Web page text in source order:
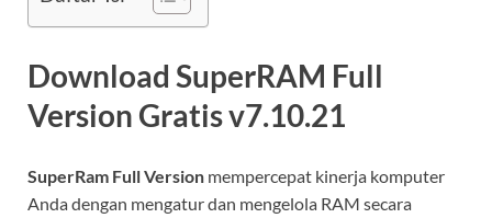
Download SuperRAM Full
Version Gratis v7.10.21
SuperRam Full Version mempercepat kinerja komputer
Anda dengan mengatur dan mengelola RAM secara